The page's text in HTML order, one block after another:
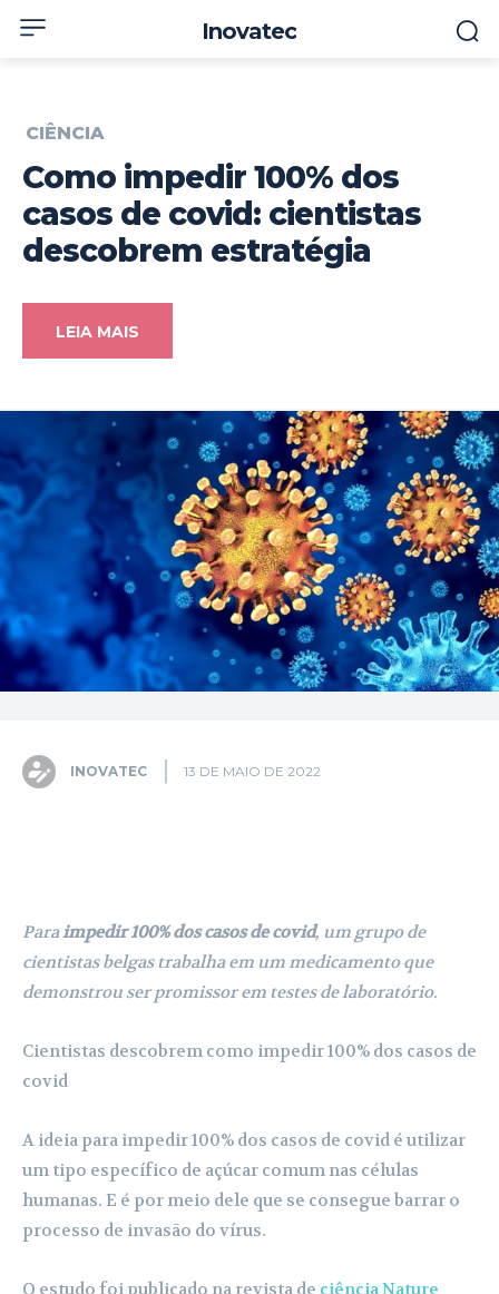
Inovatec
CIÊNCIA
Como impedir 100% dos
casos de covid: cientistas
descobrem estratégia
LEIA MAIS
INOVATEC 13 DE MAIO DE 2022
Paraimpedir 100% dos casos de covid, um grupo de
cientistas belgas trabalha em um medicamento que
demonstrou ser promissor em testes de laboratório.
Cientistas descobrem como impedir 100% dos casos de
covid
A ideia para impedir 100% dos casos de covid é utilizar
um tipo específico de açúcar comum nas células
humanas. E é por meio dele que se consegue barrar o
processo de invasão do vírus.